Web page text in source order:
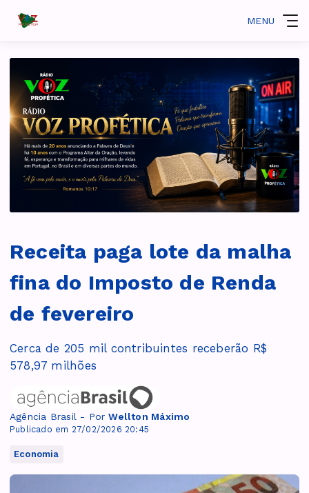
MENU
Receita paga lote da malha
fina do Imposto de Renda
de fevereiro
Cerca de 205 mil contribuintes receberão R$
578,97 milhões
Agência Brasil - PorWellton Máximo
Publicado em 27/02/2026 20:45
Economia